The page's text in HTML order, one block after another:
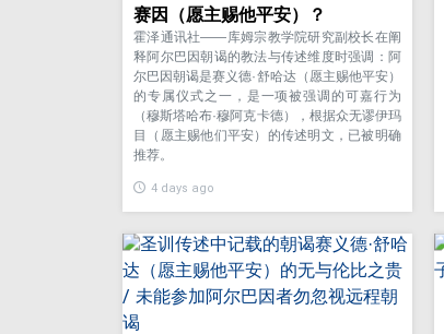
赛因（愿主赐他平安）？
霍泽通讯社——库姆宗教学院研究副校长在阐
释阿尔巴因朝谒的教法与传述维度时强调：阿
尔巴因朝谒是赛义德·舒哈达（愿主赐他平安）
的专属仪式之一，是一项被强调的可嘉行为
（穆斯塔哈布·穆阿克卡德），根据众无谬伊玛
目（愿主赐他们平安）的传述明文，已被明确
推荐。
4 days ago